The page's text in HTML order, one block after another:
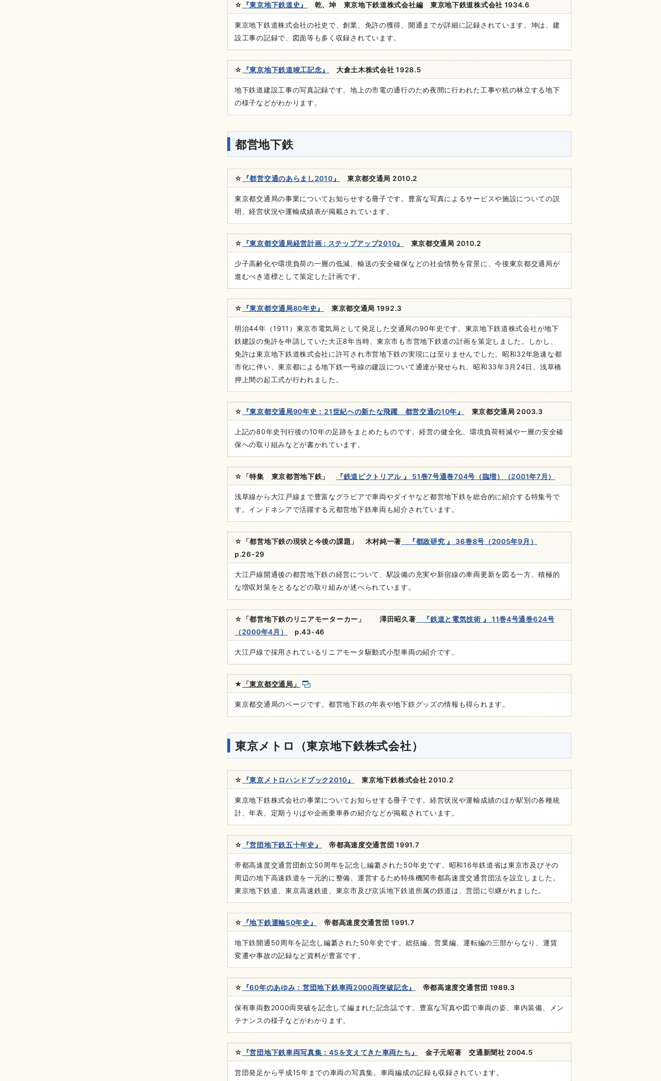
☆ 『東京地下鉄道史』 乾、坤 東京地下鉄道株式会社編 東京地下鉄道株式会社 1934.6
東京地下鉄道株式会社の社史で、創業、免許の獲得、開通までが詳細に記録されています。坤は、建
設工事の記録で、図面等も多く収録されています。
☆ 『東京地下鉄道竣工記念』 大倉土木株式会社 1928.5
地下鉄道建設工事の写真記録です。地上の市電の通行のため夜間に行われた工事や杭の林立する地下
の様子などがわかります。
都営地下鉄
☆ 『都営交通のあらまし2010』 東京都交通局 2010.2
東京都交通局の事業についてお知らせする冊子です。豊富な写真によるサービスや施設についての説
明、経営状況や運輸成績表が掲載されています。
☆ 『東京都交通局経営計画 : ステップアップ2010』 東京都交通局 2010.2
少子高齢化や環境負荷の一層の低減、輸送の安全確保などの社会情勢を背景に、今後東京都交通局が
進むべき道標として策定した計画です。
☆ 『東京都交通局80年史』 東京都交通局 1992.3
明治44年（1911）東京市電気局として発足した交通局の90年史です。東京地下鉄道株式会社が地下
鉄建設の免許を申請していた大正8年当時、東京市も市営地下鉄道の計画を策定しました。しかし、
免許は東京地下鉄道株式会社に許可され市営地下鉄の実現には至りませんでした。昭和32年急速な都
市化に伴い、東京都による地下鉄一号線の建設について通達が発せられ、昭和33年3月24日、浅草橋
押上間の起工式が行われました。
☆ 『東京都交通局90年史：21世紀ヘの新たな飛躍 都営交通の10年』 東京都交通局 2003.3
上記の80年史刊行後の10年の足跡をまとめたものです。経営の健全化、環境負荷軽減や一層の安全確
保への取り組みなどが書かれています。
☆ 「特集 東京都営地下鉄」 『鉄道ピクトリアル 』 51巻7号通巻704号（臨増）（2001年7月）
浅草線から大江戸線まで豊富なグラビアで車両やダイヤなど都営地下鉄を総合的に紹介する特集号で
す。インドネシアで活躍する元都営地下鉄車両も紹介されています。
☆ 「都営地下鉄の現状と今後の課題」 木村純一著 『都政研究 』
36巻8号（2005年9月）
p.26-29
大江戸線開通後の都営地下鉄の経営について、駅設備の充実や新宿線の車両更新を図る一方、積極的
な増収対策をとるなどの取り組みが述べられています。
☆ 「都営地下鉄のリニアモーターカー」 澤田昭久著 『鉄道と電気技術 』
11巻4号通巻624号
（2000年4月）
p.43-46
大江戸線で採用されているリニアモータ駆動式小型車両の紹介です。
★ 「東京都交通局」
東京都交通局のページです。都営地下鉄の年表や地下鉄グッズの情報も得られます。
東京メトロ（東京地下鉄株式会社）
☆ 『東京メトロハンドブック2010』 東京地下鉄株式会社 2010.2
東京地下鉄株式会社の事業についてお知らせする冊子です。経営状況や運輸成績のほか駅別の各種統
計、年表、定期うりばや企画乗車券の紹介などが掲載されています。
☆ 『営団地下鉄五十年史』 帝都高速度交通営団 1991.7
帝都高速度交通営団創立50周年を記念し編纂された50年史です。昭和16年鉄道省は東京市及びその
周辺の地下高速鉄道を一元的に整備、運営するため特殊機関帝都高速度交通営団法を設立しました。
東京地下鉄道、東京高速鉄道、東京市及び京浜地下鉄道所属の鉄道は、営団に引継がれました。
☆ 『地下鉄運輸50年史』 帝都高速度交通営団 1991.7
地下鉄開通50周年を記念し編纂された50年史です。総括編、営業編、運転編の三部からなり、運賃
変遷や事故の記録など資料が豊富です。
☆ 『60年のあゆみ：営団地下鉄車両2000両突破記念』 帝都高速度交通営団 1989.3
保有車両数2000両突破を記念して編まれた記念誌です。豊富な写真や図で車両の姿、車内装備、メン
テナンスの様子などがわかります。
☆ 『営団地下鉄車両写真集：4Sを支えてきた車両たち』 金子元昭著 交通新聞社 2004.5
営団発足から平成15年までの車両の写真集。車両編成の記録も収録されています。